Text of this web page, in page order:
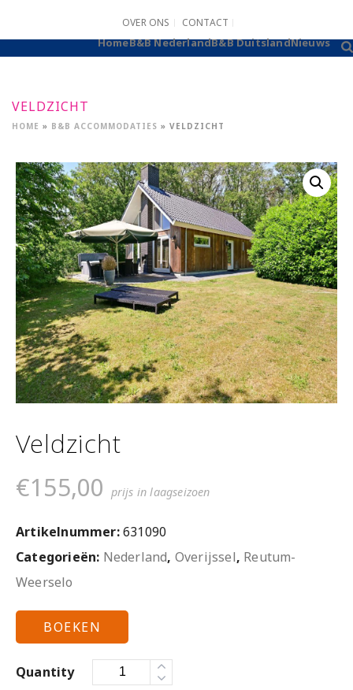
OVER ONS CONTACT
HomeB&B NederlandB&B DuitslandNieuws
VELDZICHT
HOME » B&B ACCOMMODATIES » VELDZICHT
Veldzicht
€155,00 prijs in laagseizoen
Artikelnummer:631090
Categorieën: Nederland, Overijssel, Reutum-
Weerselo
BOEKEN
Quantity